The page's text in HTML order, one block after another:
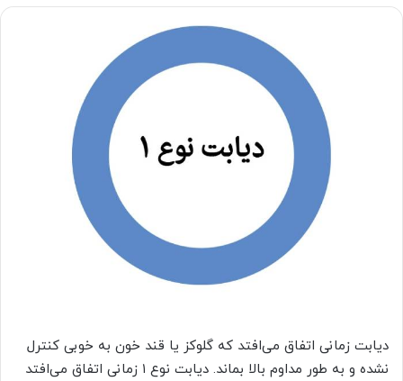
دیابت زمانی اتفاق می‌افتد که گلوکز یا قند خون به خوبی کنترل
نشده و به طور مداوم بالا بماند. دیابت نوع ۱ زمانی اتفاق می‌افتد